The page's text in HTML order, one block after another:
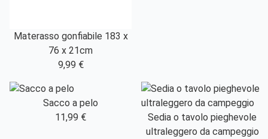
Materasso gonfiabile 183 x
76 x 21cm
9,99 €
Sacco a pelo
11,99 €
Sedia o tavolo pieghevole
ultraleggero da campeggio